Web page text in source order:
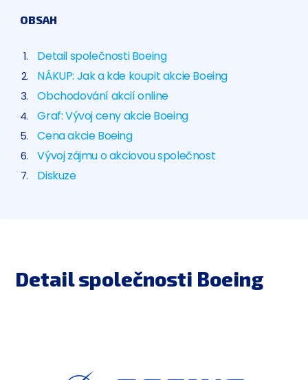
OBSAH
Detail společnosti Boeing
NÁKUP: Jak a kde koupit akcie Boeing
Obchodování akcií online
Graf: Vývoj ceny akcie Boeing
Cena akcie Boeing
Vývoj zájmu o akciovou společnost
Diskuze
Detail společnosti Boeing